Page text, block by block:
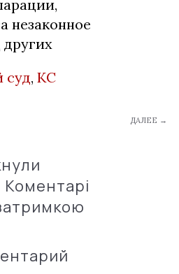
незаконное
суд, КС
ДАЛЕЕ →